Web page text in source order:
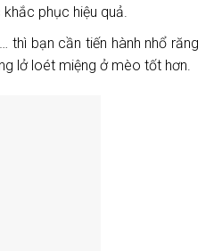
phục hiệu quả.
thì bạn cần tiến hành nhổ răng
lở loét miệng ở mèo tốt hơn.